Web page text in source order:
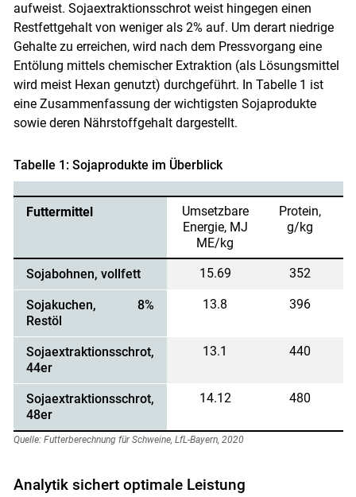
aufweist. Sojaextraktionsschrot weist hingegen einen
Restfettgehalt von weniger als 2% auf. Um derart niedrige
Gehalte zu erreichen, wird nach dem Pressvorgang eine
Entölung mittels chemischer Extraktion (als Lösungsmittel
wird meist Hexan genutzt) durchgeführt. In Tabelle 1 ist
eine Zusammenfassung der wichtigsten Sojaprodukte
sowie deren Nährstoffgehalt dargestellt.
Tabelle 1: Sojaprodukte im Überblick
Futtermittel
Umsetzbare
Energie, MJ
ME/kg
Protein,
g/kg
Sojabohnen, vollfett 15.69 352
Sojakuchen, 8%
Restöl
13.8 396
Sojaextraktionsschrot,
44er
13.1 440
Sojaextraktionsschrot,
48er
14.12 480
Quelle: Futterberechnung für Schweine, LfL-Bayern, 2020
Analytik sichert optimale Leistung